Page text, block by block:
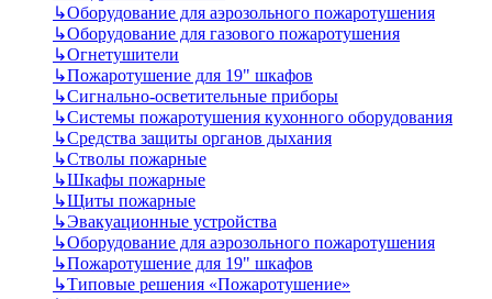
↳Оборудование для аэрозольного пожаротушения
↳Оборудование для газового пожаротушения
↳Огнетушители
↳Пожаротушение для 19" шкафов
↳Сигнально-осветительные приборы
↳Системы пожаротушения кухонного оборудования
↳Средства защиты органов дыхания
↳Стволы пожарные
↳Шкафы пожарные
↳Щиты пожарные
↳Эвакуационные устройства
↳Оборудование для аэрозольного пожаротушения
↳Пожаротушение для 19" шкафов
↳Типовые решения «Пожаротушение»